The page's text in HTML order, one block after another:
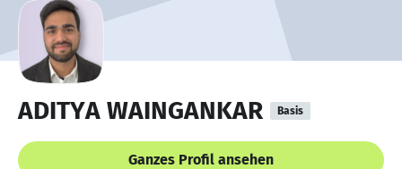
ADITYA WAINGANKAR Basis
Ganzes Profil ansehen